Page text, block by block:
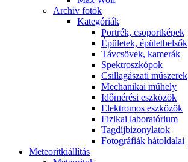
Ar­chív fo­tók
Ka­te­gó­ri­ák
Port­rék, cso­port­ké­pek
Épü­le­tek, épü­let­bel­sők
Táv­csö­vek, ka­me­rák
Spekt­rosz­kó­pok
Csil­la­gá­sza­ti mű­sze­rek
Me­cha­ni­kai mű­hely
Idő­mé­ré­si esz­kö­zök
Elekt­ro­mos esz­kö­zök
Fi­zi­kai la­bo­ra­tó­ri­um
Tag­díj­bi­zony­la­tok
Fo­tog­rá­fi­ák hát­ol­da­lai
Me­te­o­rit­ki­ál­lí­tás